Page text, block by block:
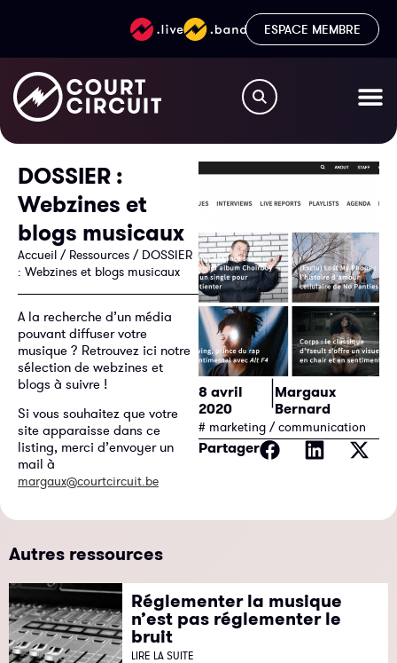
ESPACE MEMBRE
DOSSIER :
Webzines et
blogs musicaux
Accueil / Ressources / DOSSIER
: Webzines et blogs musicaux
A la recherche d’un média
pouvant diffuser votre
musique ? Retrouvez ici notre
sélection de webzines et
blogs à suivre !
Si vous souhaitez que votre
site apparaisse dans ce
listing, merci d’envoyer un
mail à
margaux@courtcircuit.be
8 avril
2020
|Margaux
Bernard
# marketing / communication
Partager
Autres ressources
Réglementer la musique
n’est pas réglementer le
bruit
LIRE LA SUITE